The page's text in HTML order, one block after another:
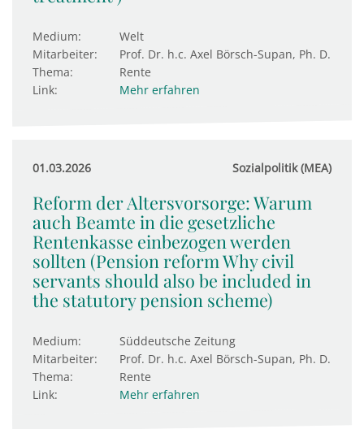
Medium:
Welt
Mitarbeiter:
Prof. Dr. h.c. Axel Börsch-Supan, Ph. D.
Thema:
Rente
Link:
Mehr erfahren
01.03.2026 Sozialpolitik (MEA)
Reform der Altersvorsorge: Warum
auch Beamte in die gesetzliche
Rentenkasse einbezogen werden
sollten (Pension reform Why civil
servants should also be included in
the statutory pension scheme)
Medium:
Süddeutsche Zeitung
Mitarbeiter:
Prof. Dr. h.c. Axel Börsch-Supan, Ph. D.
Thema:
Rente
Link:
Mehr erfahren